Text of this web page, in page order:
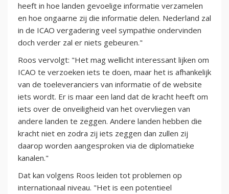
heeft in hoe landen gevoelige informatie verzamelen
en hoe ongaarne zij die informatie delen. Nederland zal
in de ICAO vergadering veel sympathie ondervinden
doch verder zal er niets gebeuren."
Roos vervolgt: "Het mag wellicht interessant lijken om
ICAO te verzoeken iets te doen, maar het is afhankelijk
van de toeleveranciers van informatie of de website
iets wordt. Er is maar een land dat de kracht heeft om
iets over de onveiligheid van het overvliegen van
andere landen te zeggen. Andere landen hebben die
kracht niet en zodra zij iets zeggen dan zullen zij
daarop worden aangesproken via de diplomatieke
kanalen."
Dat kan volgens Roos leiden tot problemen op
internationaal niveau. "Het is een potentieel